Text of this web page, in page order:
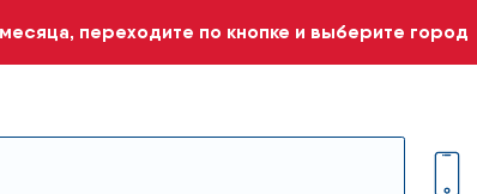
переходите по кнопке и выберите город